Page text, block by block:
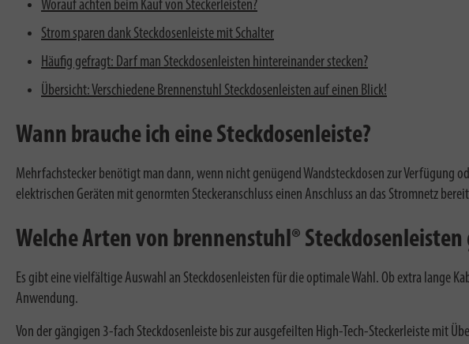
Worauf achten beim Kauf von Steckerleisten?
Strom sparen dank Steckdosenleiste mit Schalter
Häufig gefragt: Darf man Steckdosenleisten hintereinander stecken?
Übersicht: Verschiedene Brennenstuhl Steckdosenleisten auf einen Blick!
Wann brauche ich eine Steckdosenleiste?
Mehrfachstecker benötigt man dann, wenn nicht genügend Wandsteckdosen zur Verfügung
elektrischen Geräten mit genormten Steckeranschluss einen Anschluss an das Stromnetz
Welche Arten von brennenstuhl® Steckdosenleisten
Es gibt eine vielfältige Auswahl an Steckdosenleisten für die optimale Wahl. Ob extra lange
Anwendung.
Von der gängigen 3-fach Steckdosenleiste bis zur ausgefeilten High-Tech-Steckerleiste mit